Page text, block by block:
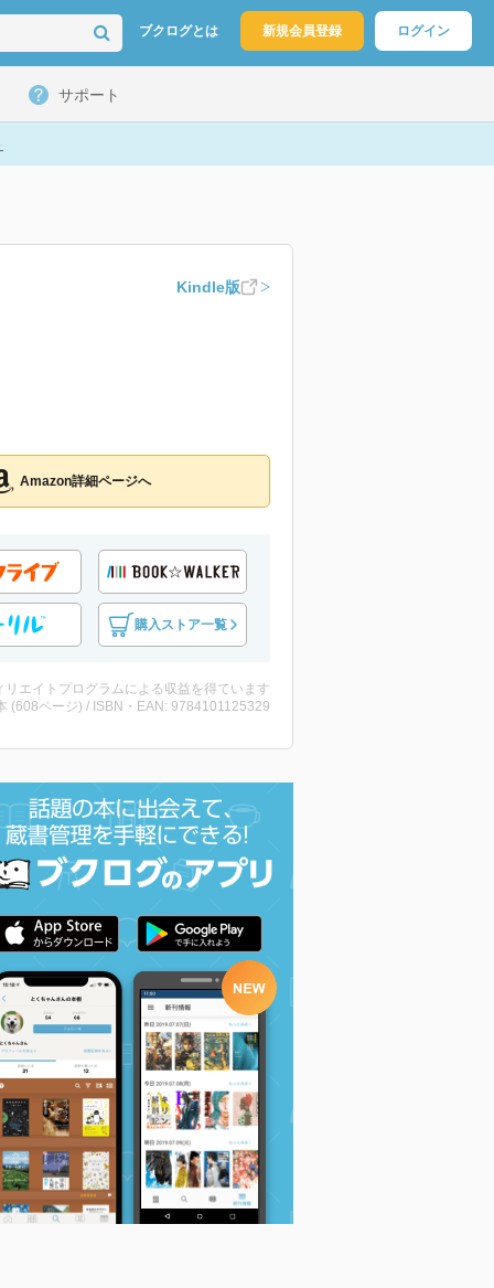
ブクログとは 新規会員登録 ログイン
サポート
Kindle版
Amazon詳細ページへ
購入ストア一覧
リエイトプログラムによる収益を得ています
(608ページ) / ISBN・EAN: 9784101125329